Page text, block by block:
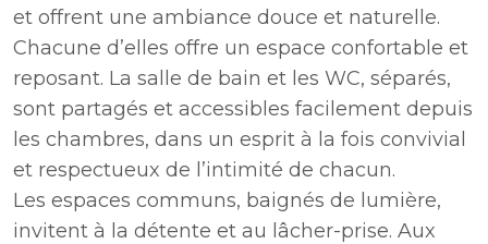
et offrent une ambiance douce et naturelle.
Chacune d’elles offre un espace confortable et
reposant. La salle de bain et les WC, séparés,
sont partagés et accessibles facilement depuis
les chambres, dans un esprit à la fois convivial
et respectueux de l’intimité de chacun.
Les espaces communs, baignés de lumière,
invitent à la détente et au lâcher-prise. Aux